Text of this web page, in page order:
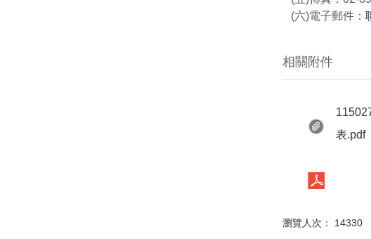
(六)電子郵件：
相關附件
表.pdf
瀏覽人次：